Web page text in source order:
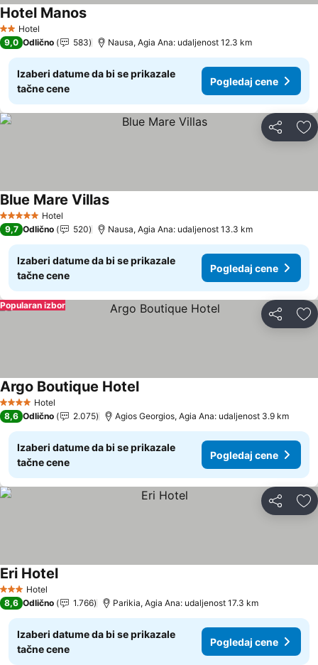
2 Zvezdice
Hotel
Hotel ManosPogledaj cene
9,0 Odlično 583 Nausa, Agia Ana: udaljenost 12.3 km
Izaberi datume da bi se prikazale
tačne cene
Pogledaj cene
Deli
5 ZvezdiceHotel
Blue Mare VillasPogledaj cene
9,7 Odlično 520 Nausa, Agia Ana: udaljenost 13.3 km
Izaberi datume da bi se prikazale
tačne cene
Pogledaj cene
Deli
Popularan izbor
4 ZvezdiceHotel
Argo Boutique HotelPogledaj cene
8,6 Odlično 2.075 Agios Georgios, Agia Ana: udaljenost 3.9 km
Izaberi datume da bi se prikazale
tačne cene
Pogledaj cene
Deli
3 Zvezdice
Hotel
Eri HotelPogledaj cene
8,6 Odlično 1.766 Parikia, Agia Ana: udaljenost 17.3 km
Izaberi datume da bi se prikazale
tačne cene
Pogledaj cene